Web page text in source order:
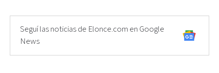
Seguí las noticias de Elonce.com en Google
News